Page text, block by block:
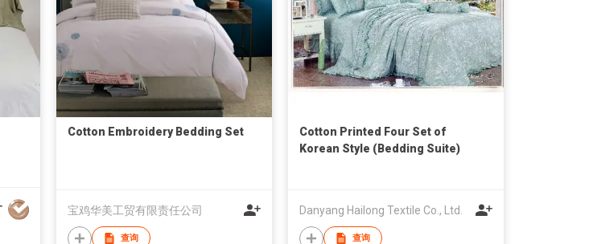
Cotton Embroidery Bedding Set
宝鸡华美工贸有限责任公司
查询
Cotton Printed Four Set of
Korean Style (Bedding Suite)
Danyang Hailong Textile Co., Ltd.
查询